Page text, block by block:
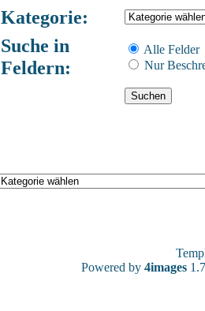
Kategorie:
Suche in
Feldern:
Alle Felder
Nur
Powered by 4images